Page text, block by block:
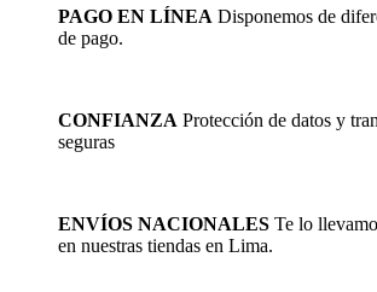
PAGO EN LÍNEA Disponemos de
de pago.
CONFIANZA Protección de datos y
seguras
ENVÍOS NACIONALES Te lo
en nuestras tiendas en Lima.